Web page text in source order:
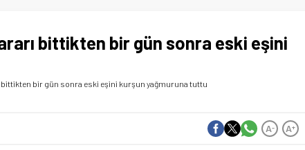
bittikten bir gün sonra eski eşini
bittikten bir gün sonra eski eşini kurşun yağmuruna tuttu
A+
A-